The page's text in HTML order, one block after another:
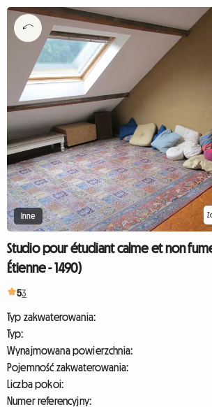
Inne
Studio pour étudiant calme et non
Étienne - 1490)
53
Typ zakwaterowania:
Typ:
Wynajmowana powierzchnia:
Pojemność zakwaterowania:
Liczba pokoi:
Numer referencyjny: